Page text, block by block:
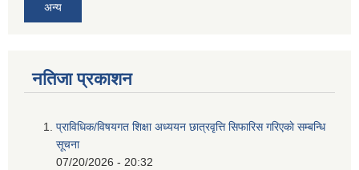
अन्य
नतिजा प्रकाशन
प्राविधिक/विषयगत शिक्षा अध्ययन छात्रवृत्ति सिफारिस गरिएकाे सम्बन्धि
सूचना
07/20/2026 - 20:32